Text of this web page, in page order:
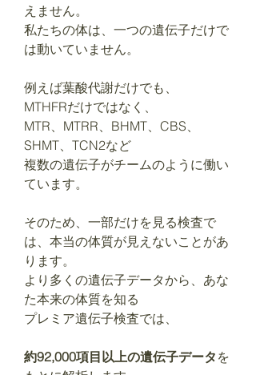
えません。
私たちの体は、一つの遺伝子だけで
は動いていません。
例えば葉酸代謝だけでも、
MTHFRだけではなく、
MTR、MTRR、BHMT、CBS、
SHMT、TCN2など
複数の遺伝子がチームのように働い
ています。
そのため、一部だけを見る検査で
は、本当の体質が見えないことがあ
ります。
より多くの遺伝子データから、あな
た本来の体質を知る
プレミア遺伝子検査では、
約92,000項目以上の遺伝子データ を